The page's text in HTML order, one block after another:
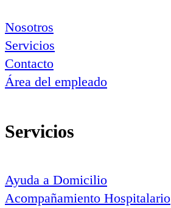
Nosotros
Servicios
Contacto
Área del empleado
Servicios
Ayuda a Domicilio
Acompañamiento Hospitalario